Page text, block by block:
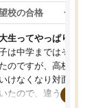
校の合格 合格
生ってやっぱりすご
は中学まではそこそ
のですが、高校に入
けなくなり対面の塾
たので、違うアプロ